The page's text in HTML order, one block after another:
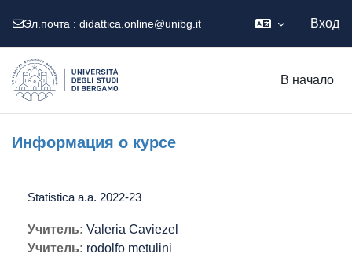
Эл.почта : didattica.online@unibg.it Вход
В начало
Информация о курсе
Statistica a.a. 2022-23
Учитель: Valeria Caviezel
Учитель: rodolfo metulini